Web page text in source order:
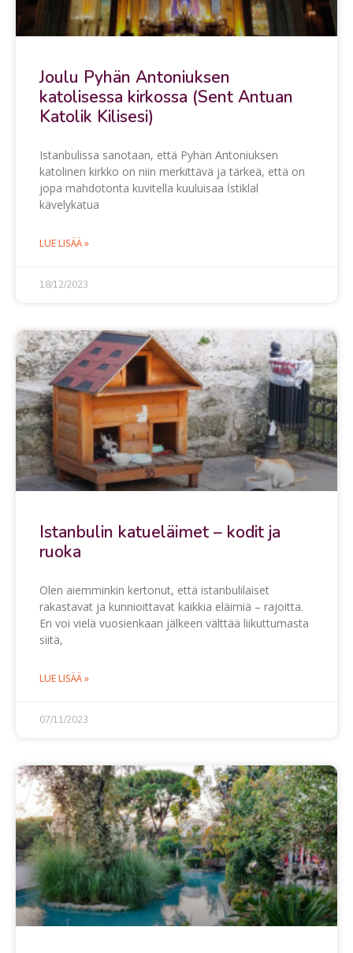
Joulu Pyhän Antoniuksen
katolisessa kirkossa (Sent Antuan
Katolik Kilisesi)
Istanbulissa sanotaan, että Pyhän Antoniuksen
katolinen kirkko on niin merkittävä ja tärkeä, että on
jopa mahdotonta kuvitella kuuluisaa İstiklal
kävelykatua
LUE LISÄÄ »
18/12/2023
Istanbulin katueläimet – kodit ja
ruoka
Olen aiemminkin kertonut, että istanbulilaiset
rakastavat ja kunnioittavat kaikkia eläimiä – rajoitta.
En voi vielä vuosienkaan jälkeen välttää liikuttumasta
siitä,
LUE LISÄÄ »
07/11/2023